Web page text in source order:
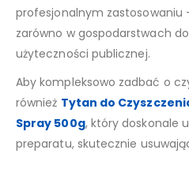
profesjonalnym zastosowaniu
zarówno w gospodarstwach
użyteczności publicznej.
Aby kompleksowo zadbać o
również Tytan do
Spray 500g, który doskonale
preparatu, skutecznie